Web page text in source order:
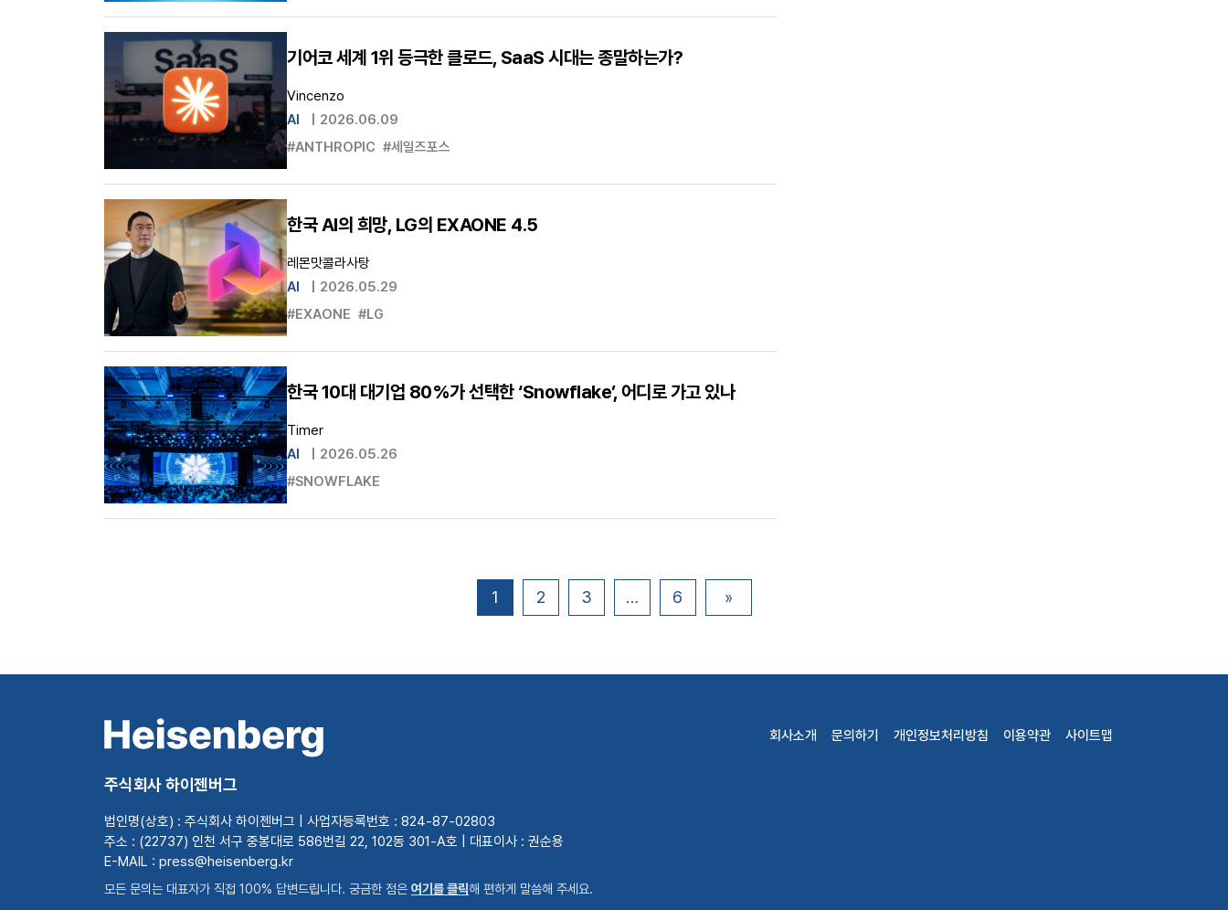
기어코 세계 1위 등극한 클로드, SaaS 시대는 종말하는가?
Vincenzo
AI
2026.06.09
#ANTHROPIC #세일즈포스
한국 AI의 희망, LG의 EXAONE 4.5
레몬맛콜라사탕
AI
2026.05.29
#EXAONE #LG
한국 10대 대기업 80%가 선택한 ‘Snowflake’, 어디로 가고 있나
Timer
AI
2026.05.26
#SNOWFLAKE
1 2 3 … 6 »
회사소개 문의하기 개인정보처리방침 이용약관 사이트맵
주식회사 하이젠버그
법인명(상호) : 주식회사 하이젠버그 | 사업자등록번호 : 824-87-02803
주소 : (22737) 인천 서구 중봉대로 586번길 22, 102동 301-A호 | 대표이사 : 권순용
E-MAIL : press@heisenberg.kr
모든 문의는 대표자가 직접 100% 답변드립니다. 궁금한 점은 여기를 클릭해 편하게 말씀해 주세요.